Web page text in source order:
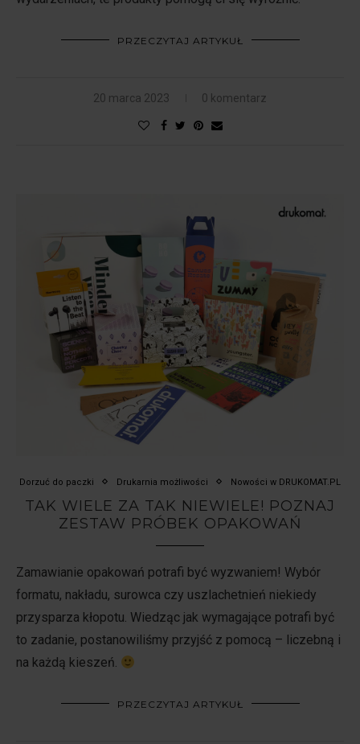
PRZECZYTAJ ARTYKUŁ
20 marca 2023 0 komentarz
Dorzuć do paczki Drukarnia możliwości Nowości w DRUKOMAT.PL
TAK WIELE ZA TAK NIEWIELE! POZNAJ
ZESTAW PRÓBEK OPAKOWAŃ
Zamawianie opakowań potrafi być wyzwaniem! Wybór
formatu, nakładu, surowca czy uszlachetnień niekiedy
przysparza kłopotu. Wiedząc jak wymagające potrafi być
to zadanie, postanowiliśmy przyjść z pomocą – liczebną i
na każdą kieszeń.
PRZECZYTAJ ARTYKUŁ